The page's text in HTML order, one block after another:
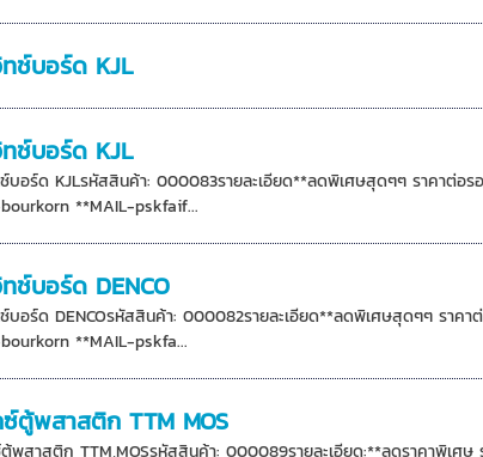
ช์บอร์ด KJL
ช์บอร์ด KJL
บอร์ด KJLรหัสสินค้า: 000083รายละเอียด**ลดพิเศษสุดๆๆ ราคาต่อร
**MAIL-pskfaif...
ช์บอร์ด DENCO
บอร์ด DENCOรหัสสินค้า: 000082รายละเอียด**ลดพิเศษสุดๆๆ ราคา
**MAIL-pskfa...
ตู้พสาสติก TTM MOS
พสาสติก TTM,MOSรหัสสินค้า: 000089รายละเอียด:**ลดราคาพิเศษ